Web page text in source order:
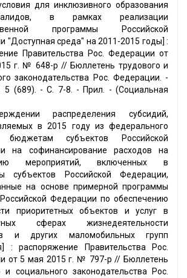
для инклюзивного образования
в рамках реализации
программы Российской
"Доступная среда" на 2011-2015 годы] :
Правительства Рос. Федерации от
г. № 648-р // Бюллетень трудового и
законодательства Рос. Федерации. -
(689). - С. 7-8. - Прил. - (Социальная
распределения субсидий,
в 2015 году из федерального
бюджетам субъектов Российской
на софинансирование расходов на
мероприятий, включенных в
субъектов Российской Федерации,
на основе примерной программы
Федерации по обеспечению
приоритетных объектов и услуг в
сферах жизнедеятельности
и других маломобильных групп
: распоряжение Правительства Рос.
от 5 мая 2015 г. № 797-р // Бюллетень
и социального законодательства Рос.